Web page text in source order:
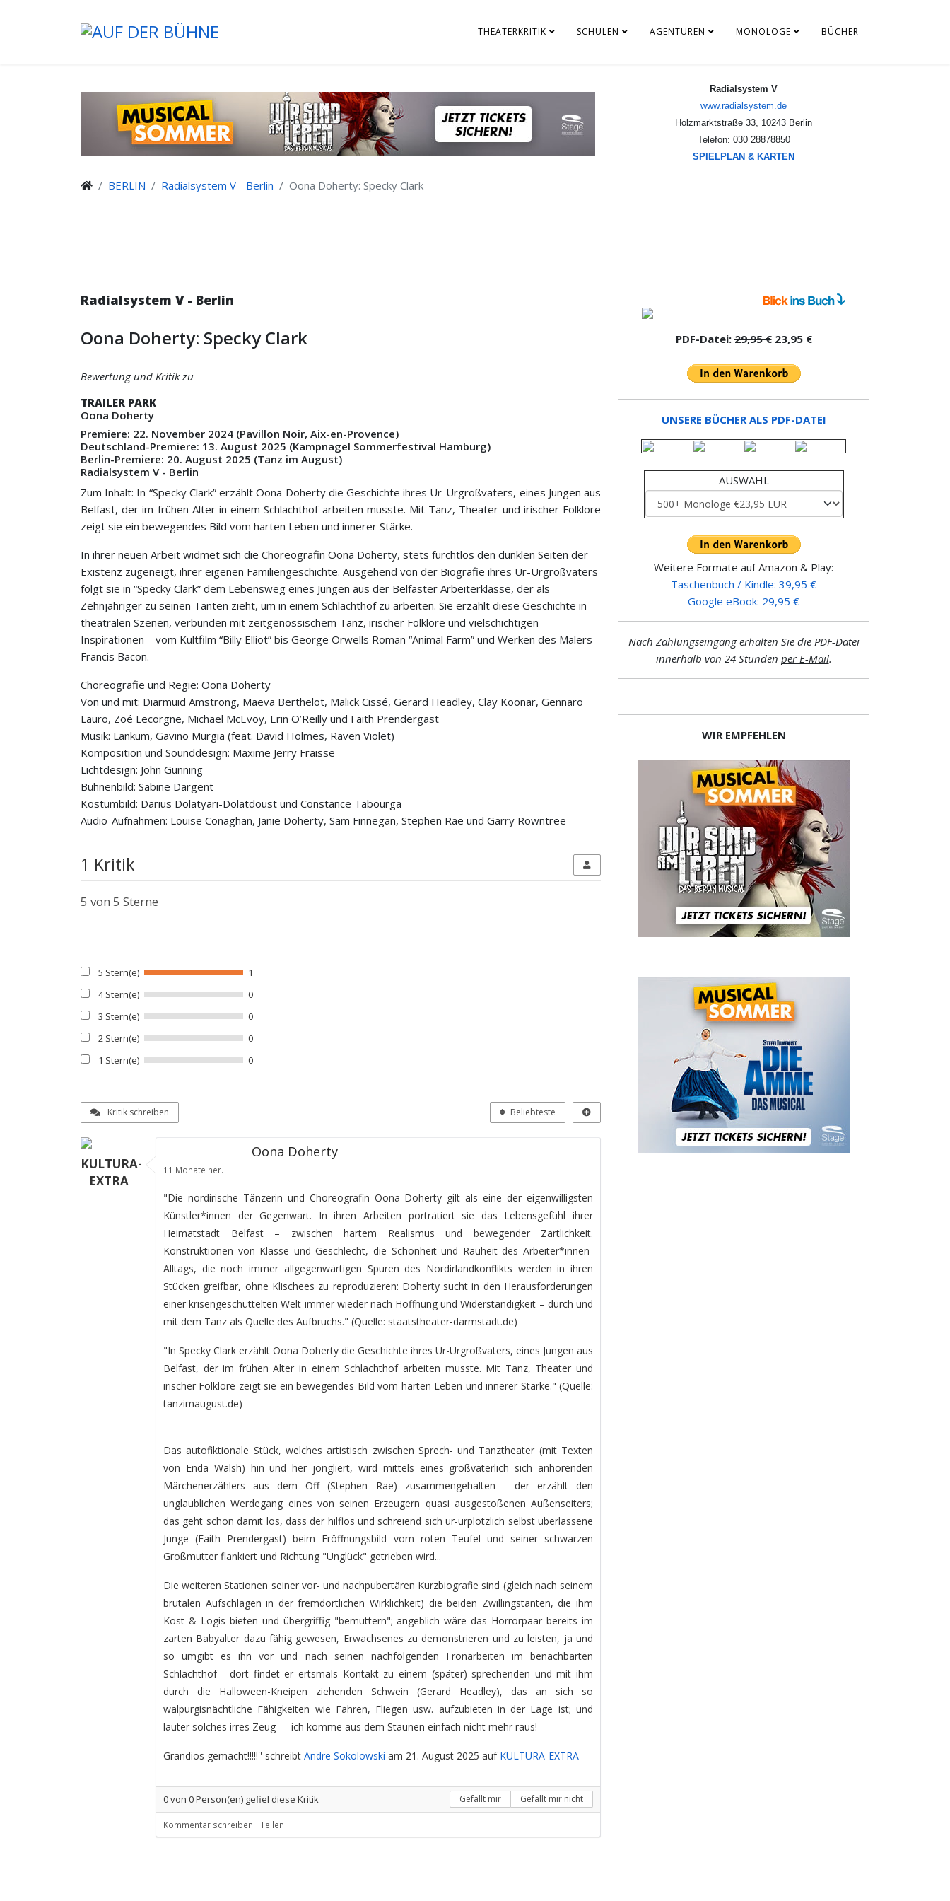
THEATERKRITIK SCHULEN AGENTUREN MONOLOGE BÜCHER
Radialsystem V
www.radialsystem.de
Holzmarktstraße 33, 10243 Berlin
Telefon: 030 28878850
SPIELPLAN & KARTEN
BERLIN Radialsystem V - Berlin Oona Doherty: Specky Clark
Radialsystem V - Berlin
Oona Doherty: Specky Clark
Bewertung und Kritik zu
TRAILER PARK
Oona Doherty
Premiere: 22. November 2024 (Pavillon Noir, Aix-en-Provence)
Deutschland-Premiere: 13. August 2025 (Kampnagel Sommerfestival Hamburg)
Berlin-Premiere: 20. August 2025 (Tanz im August)
Radialsystem V - Berlin
Zum Inhalt: In “Specky Clark” erzählt Oona Doherty die Geschichte ihres Ur-Urgroßvaters, eines Jungen aus
Belfast, der im frühen Alter in einem Schlachthof arbeiten musste. Mit Tanz, Theater und irischer Folklore
zeigt sie ein bewegendes Bild vom harten Leben und innerer Stärke.
In ihrer neuen Arbeit widmet sich die Choreografin Oona Doherty, stets furchtlos den dunklen Seiten der
Existenz zugeneigt, ihrer eigenen Familiengeschichte. Ausgehend von der Biografie ihres Ur-Urgroßvaters
folgt sie in “Specky Clark” dem Lebensweg eines Jungen aus der Belfaster Arbeiterklasse, der als
Zehnjähriger zu seinen Tanten zieht, um in einem Schlachthof zu arbeiten. Sie erzählt diese Geschichte in
theatralen Szenen, verbunden mit zeitgenössischem Tanz, irischer Folklore und vielschichtigen
Inspirationen – vom Kultfilm “Billy Elliot” bis George Orwells Roman “Animal Farm” und Werken des Malers
Francis Bacon.
Choreografie und Regie: Oona Doherty
Von und mit: Diarmuid Amstrong, Maëva Berthelot, Malick Cissé, Gerard Headley, Clay Koonar, Gennaro
Lauro, Zoé Lecorgne, Michael McEvoy, Erin O’Reilly und Faith Prendergast
Musik: Lankum, Gavino Murgia (feat. David Holmes, Raven Violet)
Komposition und Sounddesign: Maxime Jerry Fraisse
Lichtdesign: John Gunning
Bühnenbild: Sabine Dargent
Kostümbild: Darius Dolatyari-Dolatdoust und Constance Tabourga
Audio-Aufnahmen: Louise Conaghan, Janie Doherty, Sam Finnegan, Stephen Rae und Garry Rowntree
1 Kritik
5 von 5 Sterne
5 Stern(e)
1
4 Stern(e)
0
3 Stern(e)
0
2 Stern(e)
0
1 Stern(e)
0
Kritik schreiben Beliebteste
KULTURA-
EXTRA
Oona Doherty
11 Monate her.
"Die nordirische Tänzerin und Choreografin Oona Doherty gilt als eine der eigenwilligsten
Künstler*innen der Gegenwart. In ihren Arbeiten porträtiert sie das Lebensgefühl ihrer
Heimatstadt Belfast – zwischen hartem Realismus und bewegender Zärtlichkeit.
Konstruktionen von Klasse und Geschlecht, die Schönheit und Rauheit des Arbeiter*innen-
Alltags, die noch immer allgegenwärtigen Spuren des Nordirlandkonflikts werden in ihren
Stücken greifbar, ohne Klischees zu reproduzieren: Doherty sucht in den Herausforderungen
einer krisengeschüttelten Welt immer wieder nach Hoffnung und Widerständigkeit – durch und
mit dem Tanz als Quelle des Aufbruchs." (Quelle: staatstheater-darmstadt.de)
"In Specky Clark erzählt Oona Doherty die Geschichte ihres Ur-Urgroßvaters, eines Jungen aus
Belfast, der im frühen Alter in einem Schlachthof arbeiten musste. Mit Tanz, Theater und
irischer Folklore zeigt sie ein bewegendes Bild vom harten Leben und innerer Stärke." (Quelle:
tanzimaugust.de)
Das autofiktionale Stück, welches artistisch zwischen Sprech- und Tanztheater (mit Texten
von Enda Walsh) hin und her jongliert, wird mittels eines großväterlich sich anhörenden
Märchenerzählers aus dem Off (Stephen Rae) zusammengehalten - der erzählt den
unglaublichen Werdegang eines von seinen Erzeugern quasi ausgestoßenen Außenseiters;
das geht schon damit los, dass der hilflos und schreiend sich ur-urplötzlich selbst überlassene
Junge (Faith Prendergast) beim Eröffnungsbild vom roten Teufel und seiner schwarzen
Großmutter flankiert und Richtung "Unglück" getrieben wird...
Die weiteren Stationen seiner vor- und nachpubertären Kurzbiografie sind (gleich nach seinem
brutalen Aufschlagen in der fremdörtlichen Wirklichkeit) die beiden Zwillingstanten, die ihm
Kost & Logis bieten und übergriffig "bemuttern"; angeblich wäre das Horrorpaar bereits im
zarten Babyalter dazu fähig gewesen, Erwachsenes zu demonstrieren und zu leisten, ja und
so umgibt es ihn vor und nach seinen nachfolgenden Fronarbeiten im benachbarten
Schlachthof - dort findet er ertsmals Kontakt zu einem (später) sprechenden und mit ihm
durch die Halloween-Kneipen ziehenden Schwein (Gerard Headley), das an sich so
walpurgisnächtliche Fähigkeiten wie Fahren, Fliegen usw. aufzubieten in der Lage ist; und
lauter solches irres Zeug - - ich komme aus dem Staunen einfach nicht mehr raus!
Grandios gemacht!!!!!'' schreibt Andre Sokolowski am 21. August 2025 auf KULTURA-EXTRA
0von 0Person(en) gefiel diese Kritik Gefällt mir Gefällt mir nicht
Kommentar schreiben Teilen
PDF-Datei:29,95 €23,95 €
UNSERE BÜCHER ALS PDF-DATEI
AUSWAHL
Weitere Formate auf Amazon & Play:
Taschenbuch / Kindle: 39,95 €
Google eBook: 29,95 €
Nach Zahlungseingang erhalten Sie die PDF-Datei
innerhalb von 24 Stunden per E-Mail.
WIR EMPFEHLEN